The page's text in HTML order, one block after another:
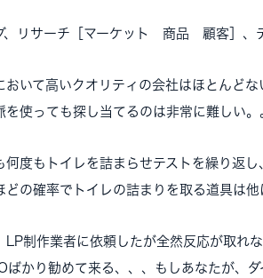
、リサーチ［マーケット 商品 顧客］、
おいて高いクオリティの会社はほとんど
を使っても探し当てるのは非常に難しい。
何度もトイレを詰まらせテストを繰り返
どの確率でトイレの詰まりを取る道具は
LP制作業者に依頼したが全然反応が取れ
ばかり勧めて来る、、、もしあなたが、